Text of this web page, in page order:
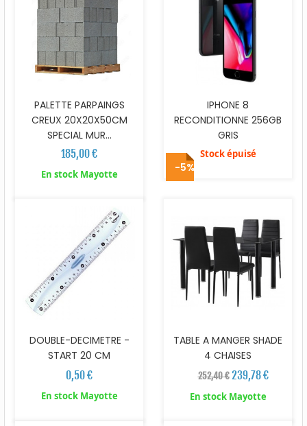
PALETTE PARPAINGS
CREUX 20X20X50CM
SPECIAL MUR...
185,00 €
En stock Mayotte
IPHONE 8
RECONDITIONNE 256GB
GRIS
Stock épuisé
DOUBLE-DECIMETRE -
START 20 CM
0,50 €
En stock Mayotte
-5%
TABLE A MANGER SHADE
4 CHAISES
252,40 € 239,78 €
En stock Mayotte